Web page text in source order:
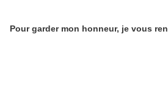
Pour garder mon honneur, je vous